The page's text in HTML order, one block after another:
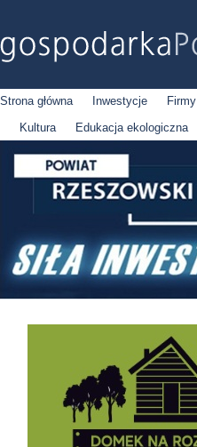
Strona główna Inwestycje Firmy
Kultura
Edukacja ekologiczna